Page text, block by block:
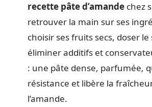
recette pâte d’amande chez
retrouver la main sur ses
choisir ses fruits secs, doser le
éliminer additifs et
: une pâte dense, parfumée,
résistance et libère la
l’amande.